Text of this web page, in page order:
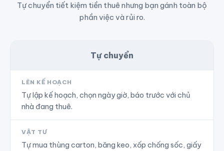
Tự chuyển tiết kiệm tiền thuê nhưng bạn gánh toàn bộ
phần việc và rủi ro.
Tự chuyển
LÊN KẾ HOẠCH
Tự lập kế hoạch, chọn ngày giờ, báo trước với chủ
nhà đang thuê.
VẬT TƯ
Tự mua thùng carton, băng keo, xốp chống sốc, giấy